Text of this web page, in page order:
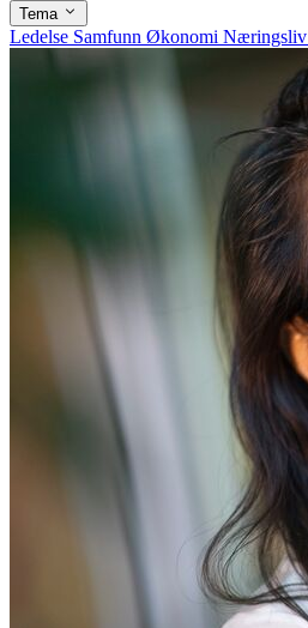
Tema
Ledelse Samfunn Økonomi Næringsliv